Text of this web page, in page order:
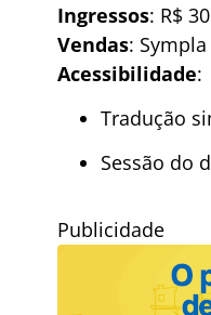
Ingressos: R$
Vendas: Sympla
Acessibilidade:
Tradução
Sessão do
Publicidade